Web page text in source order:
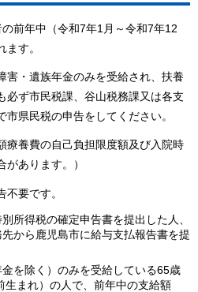
前年中（令和7年1月～令和7年12
す。
害・遺族年金のみを受給され、扶養
必ず市民税課、谷山税務課又は各支
県民税の申告をしてください。
療養費の自己負担限度額及び入院時
あります。）
要です。
所得税の確定申告書を提出した人、
から鹿児島市に給与支払報告書を提
を除く）のみを受給している65歳
生まれ）の人で、前年中の支給額